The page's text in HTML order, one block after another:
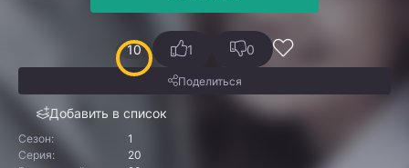
10
Добавить в список
1 0
Поделиться
Сезон:
1
Серия:
20